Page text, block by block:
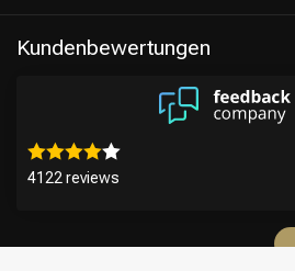
Kundenbewertungen
4122 reviews